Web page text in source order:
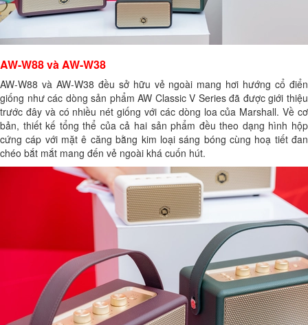
AW-W88 và AW-W38
AW-W88 và AW-W38 đều sở hữu vẻ ngoài mang hơi hướng cổ điển
giống như các dòng sản phẩm AW Classic V Series đã được giới thiệu
trước đây và có nhiều nét giống với các dòng loa của Marshall. Về cơ
bản, thiết kế tổng thể của cả hai sản phẩm đều theo dạng hình hộp
cứng cáp với mặt ê căng bằng kim loại sáng bóng cùng hoạ tiết đan
chéo bắt mắt mang đến vẻ ngoài khá cuốn hút.